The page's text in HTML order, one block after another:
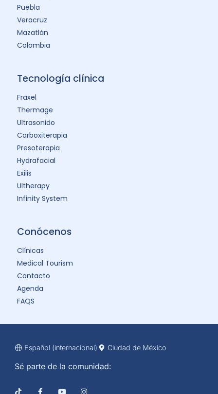
Puebla
Veracruz
Mazatlán
Colombia
Tecnología clínica
Fraxel
Thermage
Ultrasonido
Carboxiterapia
Presoterapia
Hydrafacial
Exilis
Ultherapy
Infinity System
Conócenos
Clínicas
Medical Tourism
Contacto
Agenda
FAQS
Español (internacional) Ciudad de México
Sé parte de la comunidad: